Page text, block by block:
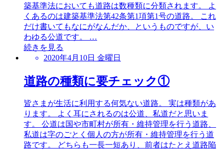
築基準法においても道路は数種類に分類されます。 よ
くあるのは建築基準法第42条第1項第1号の道路。 これ
だけ書いてもなにがなんだか、というものですが、い
わゆる公道です。 …
続きを見る
2020年4月10日 金曜日
道路の種類に要チェック①
皆さまが生活に利用する何気ない道路。 実は種類があ
ります。 よく耳にされるのは公道、私道だと思いま
す。 公道は国や市町村が所有・維持管理を行う道路、
私道は字のごとく個人の方が所有・維持管理を行う道
路です。 どちらも一長一短あり、前者はたとえ道路陥